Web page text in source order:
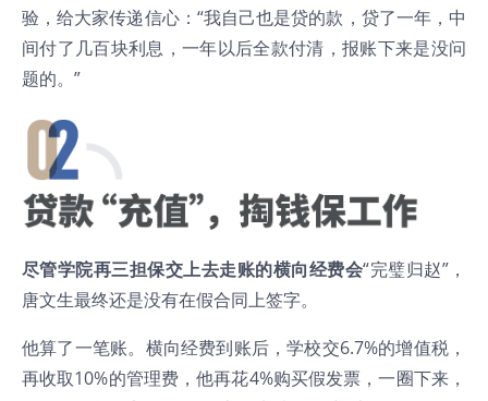
验，给大家传递信心：“我自己也是贷的款，贷了一年，中
间付了几百块利息，一年以后全款付清，报账下来是没问
题的。”
尽管学院再三担保交上去走账的横向经费会“完璧归赵”，
唐文生最终还是没有在假合同上签字。
他算了一笔账。横向经费到账后，学校交6.7%的增值税，
再收取10%的管理费，他再花4%购买假发票，一圈下来，